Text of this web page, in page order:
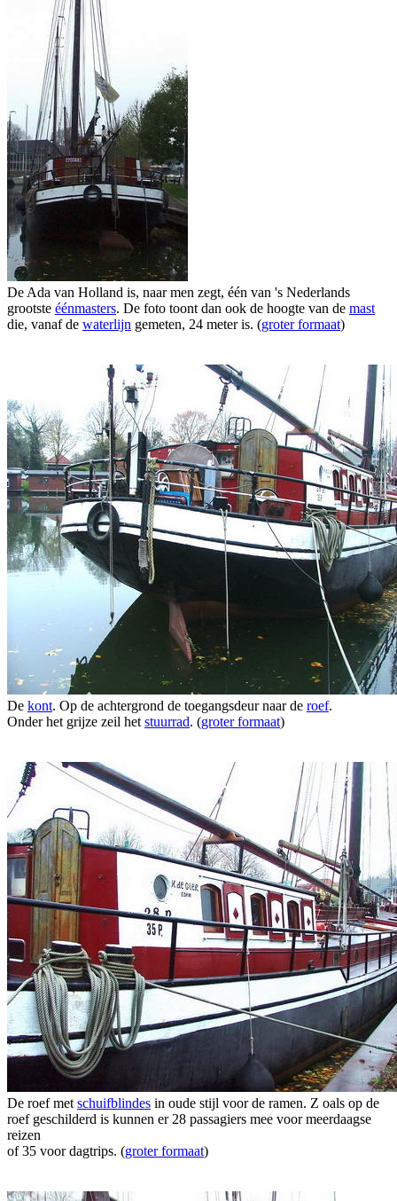
De Ada van Holland is, naar men zegt, één van 's Nederlands
grootste éénmasters. De foto toont dan ook de hoogte van de mast
die, vanaf de waterlijn gemeten, 24 meter is. (groter formaat)
De kont. Op de achtergrond de toegangsdeur naar de roef.
Onder het grijze zeil het stuurrad. (groter formaat)
De roef met schuifblindes in oude stijl voor de ramen. Z oals op de
roef geschilderd is kunnen er 28 passagiers mee voor meerdaagse
reizen
of 35 voor dagtrips. (groter formaat)